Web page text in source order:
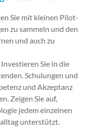
Sie mit kleinen Pilot­
zu sam­meln und den
und auch zu
Investieren Sie in die
Schu­lun­gen und
und Akzep­tanz
Zeigen Sie auf,
jedem einzel­nen
unter­stützt.